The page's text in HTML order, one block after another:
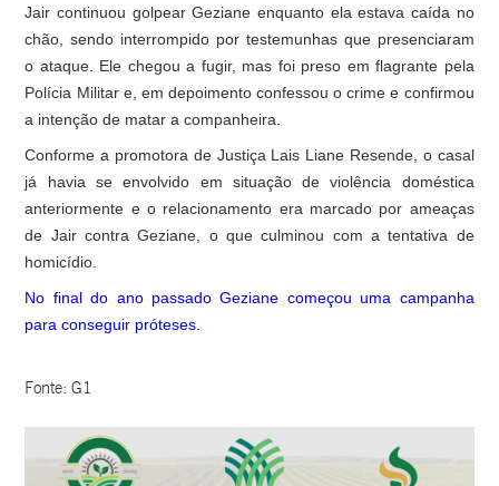
Jair continuou golpear Geziane enquanto ela estava caída no
chão, sendo interrompido por testemunhas que presenciaram
o ataque. Ele chegou a fugir, mas foi preso em flagrante pela
Polícia Militar e, em depoimento confessou o crime e confirmou
a intenção de matar a companheira.
Conforme a promotora de Justiça Lais Liane Resende, o casal
já havia se envolvido em situação de violência doméstica
anteriormente e o relacionamento era marcado por ameaças
de Jair contra Geziane, o que culminou com a tentativa de
homicídio.
No final do ano passado Geziane começou uma campanha
para conseguir próteses.
Fonte: G1